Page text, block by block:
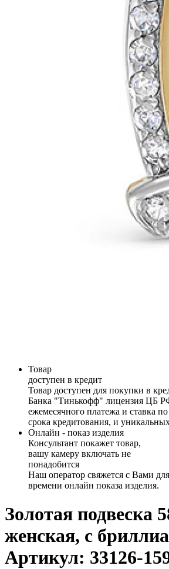
Товар
доступен в кредит
Товар доступен для покупки в
Банка "Тинькофф" лицензия ЦБ
ежемесячного платежа и ставка
срока кредитования, и
Онлайн - показ изделия
Консультант покажет товар,
вашу камеру включать не
понадобится
Наш оператор свяжется с Вами
времени онлайн показа изделия.
Золотая подвеска
женская, с
Артикул: 33126-